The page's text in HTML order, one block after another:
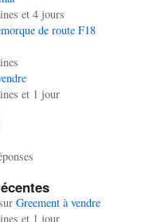
et 4 jours
de route F18
et 1 jour
Greement à vendre
et 1 jour